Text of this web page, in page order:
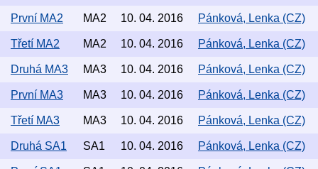
První MA2 MA2 10. 04. 2016 Pánková, Lenka (CZ)
Třetí MA2 MA2 10. 04. 2016 Pánková, Lenka (CZ)
Druhá MA3 MA3 10. 04. 2016 Pánková, Lenka (CZ)
První MA3 MA3 10. 04. 2016 Pánková, Lenka (CZ)
Třetí MA3 MA3 10. 04. 2016 Pánková, Lenka (CZ)
Druhá SA1 SA1 10. 04. 2016 Pánková, Lenka (CZ)